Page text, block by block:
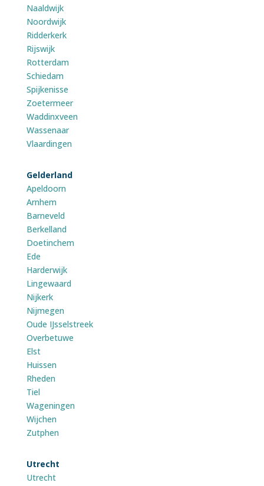
Naaldwijk
Noordwijk
Ridderkerk
Rijswijk
Rotterdam
Schiedam
Spijkenisse
Zoetermeer
Waddinxveen
Wassenaar
Vlaardingen
Gelderland
Apeldoorn
Arnhem
Barneveld
Berkelland
Doetinchem
Ede
Harderwijk
Lingewaard
Nijkerk
Nijmegen
Oude IJsselstreek
Overbetuwe
Elst
Huissen
Rheden
Tiel
Wageningen
Wijchen
Zutphen
Utrecht
Utrecht